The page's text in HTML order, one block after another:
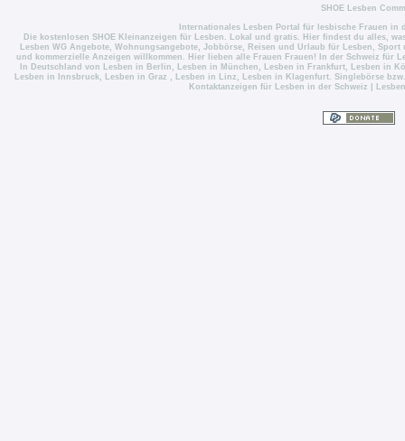
SHOE Lesben
Internationales Lesben Portal für lesbische Frauen in
Die kostenlosen SHOE Kleinanzeigen für Lesben. Lokal und gratis. Hier findest du alles,
Lesben WG Angebote, Wohnungsangebote, Jobbörse, Reisen und Urlaub für Lesben, Sport
und kommerzielle Anzeigen willkommen. Hier lieben alle Frauen Frauen! In der Schweiz für
In Deutschland von Lesben in Berlin, Lesben in München, Lesben in Frankfurt, Lesben in
Lesben in Innsbruck, Lesben in Graz , Lesben in Linz, Lesben in Klagenfurt. Singlebörse
Kontaktanzeigen für Lesben in der Schweiz